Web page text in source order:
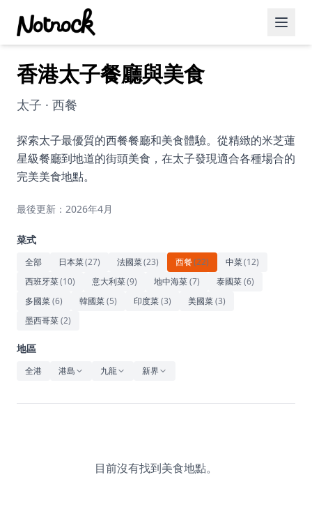
精選活動
博客文章
約會好去處
美食佳餚
藝術文化
休閒
音樂
香港太子餐廳與美食
太子 · 西餐
探索太子最優質的西餐餐廳和美食體驗。從精緻的米芝蓮
星級餐廳到地道的街頭美食，在太子發現適合各種場合的
完美美食地點。
最後更新：2026年4月
菜式
全部 日本菜(27) 法國菜(23) 西餐(22) 中菜(12)
西班牙菜(10) 意大利菜(9) 地中海菜(7) 泰國菜(6)
多國菜(6) 韓國菜(5) 印度菜(3) 美國菜(3)
墨西哥菜(2)
地區
全港 港島 九龍 新界
目前沒有找到美食地點。